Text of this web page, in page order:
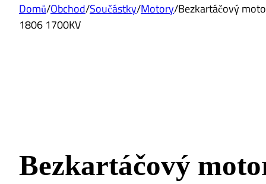
Domů/Obchod/Součástky/Motory/Bezkartáčový
1806 1700KV
Bezkartáčový